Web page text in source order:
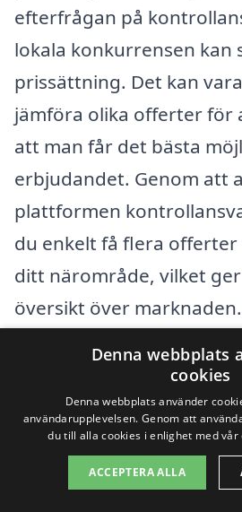
efterfrågan på
lokala konkurrensen kan
prissättning. Det kan
jämföra olika offerter för
att man får det bästa
erbjudandet. Genom att
plattformen
du enkelt få flera
ditt närområde, vilket
översikt över marknaden.
Sammanfattningsvis
kontrollansvarig i
kombination av
den kontrollansvariges
marknadsförhållandena.
Denna webbplats
cookies
Denna webbplats använder
användarupplevelsen. Genom att
du till alla cookies i enlighet med vår
ACCEPTERA ALLA